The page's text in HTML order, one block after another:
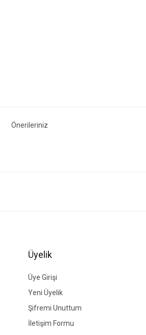
Önerileriniz
Üyelik
Üye Girişi
Yeni Üyelik
Şifremi Unuttum
İletişim Formu